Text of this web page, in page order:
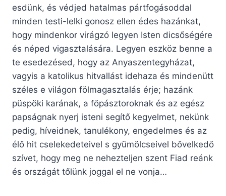
esdünk, és védjed hatalmas pártfogásoddal
minden testi-lelki gonosz ellen édes hazánkat,
hogy mindenkor virágzó legyen Isten dicsőségére
és néped vigasztalására. Legyen eszköz benne a
te esedezésed, hogy az Anyaszentegyházat,
vagyis a katolikus hitvallást idehaza és mindenütt
széles e világon fölmagasztalás érje; hazánk
püspöki karának, a főpásztoroknak és az egész
papságnak nyerj isteni segítő kegyelmet, nekünk
pedig, híveidnek, tanulékony, engedelmes és az
élő hit cselekedeteivel s gyümölcseivel bővelkedő
szívet, hogy meg ne nehezteljen szent Fiad reánk
és országát tőlünk joggal el ne vonja…